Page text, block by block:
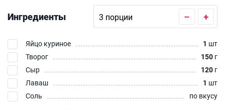
Ингредиенты – +
Яйцо куриное 1 шт
Творог
150 г
Сыр
120 г
Лаваш
1 шт
Соль
по вкусу